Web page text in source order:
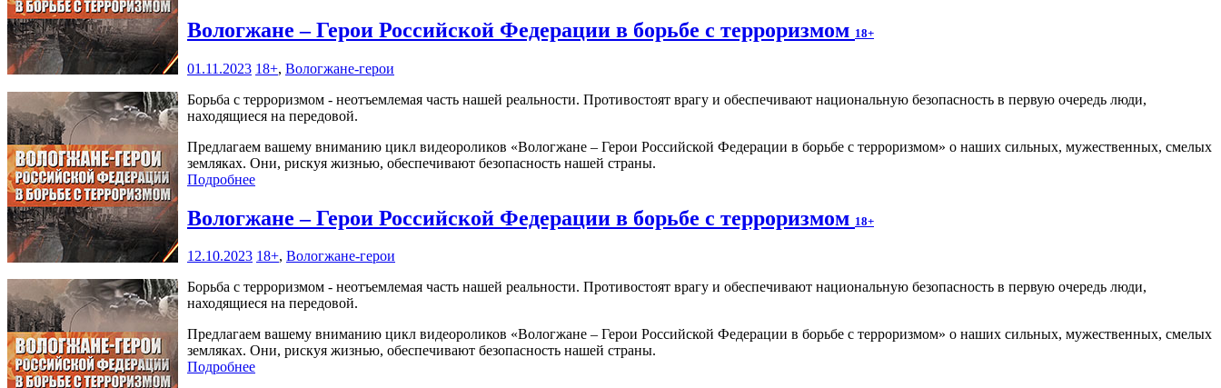
Вологжане – Герои Российской Федерации в борьбе с терроризмом 18+
01.11.2023 18+, Вологжане-герои
Борьба с терроризмом - неотъемлемая часть нашей реальности. Противостоят врагу и обеспечивают национальную безопасность в первую очередь люди,
находящиеся на передовой.
Предлагаем вашему вниманию цикл видеороликов «Вологжане – Герои Российской Федерации в борьбе с терроризмом» о наших сильных, мужественных, смелых
земляках. Они, рискуя жизнью, обеспечивают безопасность нашей страны.
Подробнее
Вологжане – Герои Российской Федерации в борьбе с терроризмом 18+
12.10.2023 18+, Вологжане-герои
Борьба с терроризмом - неотъемлемая часть нашей реальности. Противостоят врагу и обеспечивают национальную безопасность в первую очередь люди,
находящиеся на передовой.
Предлагаем вашему вниманию цикл видеороликов «Вологжане – Герои Российской Федерации в борьбе с терроризмом» о наших сильных, мужественных, смелых
земляках. Они, рискуя жизнью, обеспечивают безопасность нашей страны.
Подробнее